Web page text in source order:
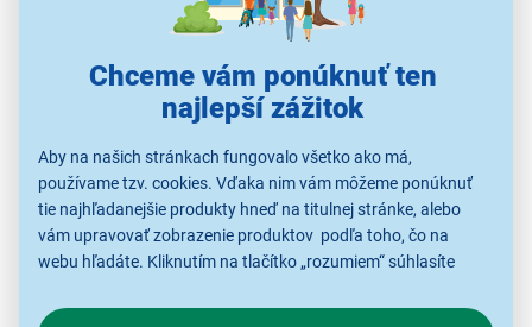
Chceme vám ponúknuť ten
najlepší zážitok
Aby na našich stránkach fungovalo všetko ako má,
používame tzv. cookies. Vďaka nim vám môžeme ponúknuť
tie najhľadanejšie produkty hneď na titulnej stránke, alebo
vám upravovať zobrazenie produktov podľa toho, čo na
webu hľadáte. Kliknutím na tlačítko „rozumiem“ súhlasíte
o chovaní na webe pre zobrazovaní cielených reklám.